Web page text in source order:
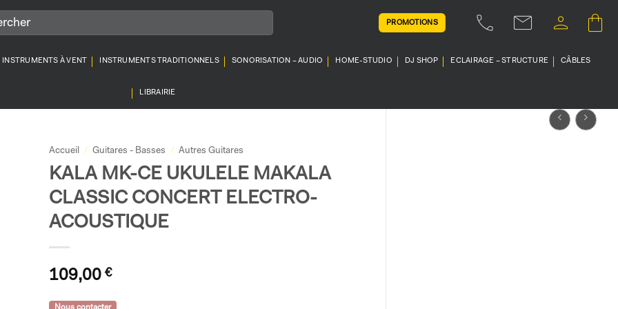
PROMOTIONS
INSTRUMENTS À VENT INSTRUMENTS TRADITIONNELS SONORISATION – AUDIO HOME-STUDIO DJ SHOP ECLAIRAGE – STRUCTURE CÂBLES
LIBRAIRIE
Accueil / Guitares - Basses / Autres Guitares
KALA MK-CE UKULELE MAKALA
CLASSIC CONCERT ELECTRO-
ACOUSTIQUE
109,00 €